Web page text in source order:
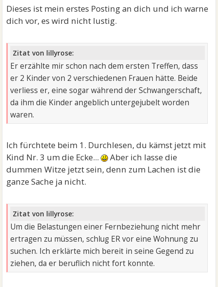
Dieses ist mein erstes Posting an dich und ich warne
dich vor, es wird nicht lustig.
Zitat von lillyrose:
Er erzählte mir schon nach dem ersten Treffen, dass
er 2 Kinder von 2 verschiedenen Frauen hätte. Beide
verliess er, eine sogar während der Schwangerschaft,
da ihm die Kinder angeblich untergejubelt worden
waren.
Ich fürchtete beim 1. Durchlesen, du kämst jetzt mit
Kind Nr. 3 um die Ecke...
Aber ich lasse die
dummen Witze jetzt sein, denn zum Lachen ist die
ganze Sache ja nicht.
Zitat von lillyrose:
Um die Belastungen einer Fernbeziehung nicht mehr
ertragen zu müssen, schlug ER vor eine Wohnung zu
suchen. Ich erklärte mich bereit in seine Gegend zu
ziehen, da er beruflich nicht fort konnte.